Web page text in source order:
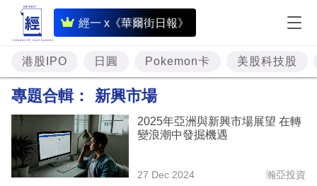
經一 x《華爾街日報》
即
時
財
經
題
投
資
港股IPO 日圓 Pokemon卡 美股科技股
專題合輯： 新興市場
2025年亞洲與新興市場展望 在轉
變浪潮中發掘機遇
27 Dec 2024 瀚亞投資